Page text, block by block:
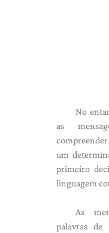
No
as
um
primeiro
linguagem
As
palavras